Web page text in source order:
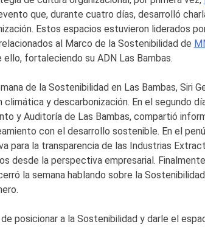
que, durante cuatro días, desarrolló
Estos espacios estuvieron liderados
al Marco de la Sostenibilidad de
fortaleciendo su ADN Las Bambas.
de la Sostenibilidad en Las Bambas, Siri
climática y descarbonización. En el segundo
y Auditoría de Las Bambas, compartió
con el desarrollo sostenible. En el
para la transparencia de las Industrias
desde la perspectiva empresarial.
la semana hablando sobre la
posicionar a la Sostenibilidad y darle el